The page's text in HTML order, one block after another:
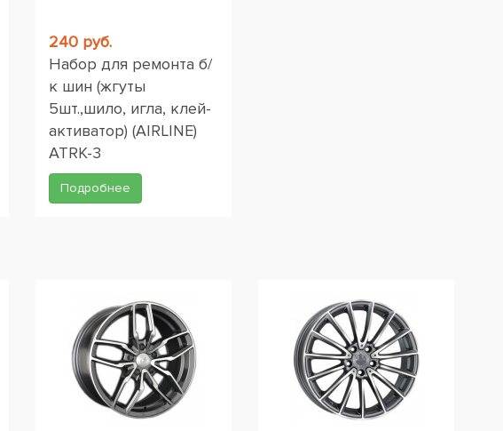
240 руб.
Набор для ремонта б/
к шин (жгуты
5шт.,шило, игла, клей-
активатор) (AIRLINE)
ATRK-3
Подробнее